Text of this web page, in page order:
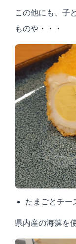
この他にも、子
ものや・・・
たまごとチ
県内産の海藻を